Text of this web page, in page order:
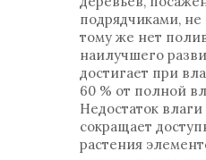
подрядчиками, не
тому же нет
наилучшего
достигает при
60 % от полной
Недостаток
сокращает
растения